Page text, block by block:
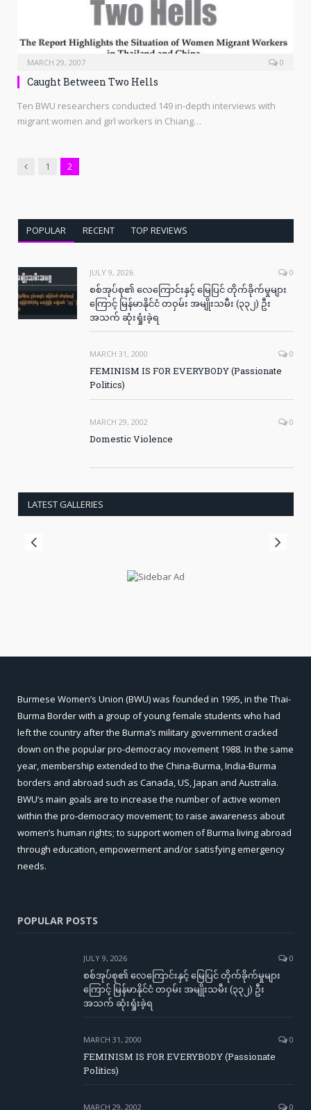
MARCH 29, 2007 0
Caught Between Two Hells
Ten BWU researchers conducted 149 in-depth interviews with
migrant women and girl workers in Chiang…
Previous
1 2
POPULAR RECENT TOP REVIEWS
JULY 9, 2026 0
စစ်အုပ်စု၏ လေကြောင်းနှင့် မြေပြင် တိုက်ခိုက်မှုများ
ကြောင့် မြန်မာနိုင်ငံ တဝှမ်း အမျိုးသမီး (၃၃၂) ဦး
အသက် ဆုံးရှုံးခဲ့ရ
MARCH 31, 2000 0
FEMINISM IS FOR EVERYBODY (Passionate
Politics)
MARCH 29, 2002 0
Domestic Violence
LATEST GALLERIES
Burmese Women’s Union (BWU) was founded in 1995, in the Thai-
Burma Border with a group of young female students who had
left the country after the Burma’s military government cracked
down on the popular pro-democracy movement 1988. In the same
year, membership extended to the China-Burma, India-Burma
borders and abroad such as Canada, US, Japan and Australia.
BWU’s main goals are to increase the number of active women
within the pro-democracy movement; to raise awareness about
women’s human rights; to support women of Burma living abroad
through education, empowerment and/or satisfying emergency
needs.
POPULAR POSTS
JULY 9, 2026 0
စစ်အုပ်စု၏ လေကြောင်းနှင့် မြေပြင် တိုက်ခိုက်မှုများ
ကြောင့် မြန်မာနိုင်ငံ တဝှမ်း အမျိုးသမီး (၃၃၂) ဦး
အသက် ဆုံးရှုံးခဲ့ရ
MARCH 31, 2000 0
FEMINISM IS FOR EVERYBODY (Passionate
Politics)
MARCH 29, 2002 0